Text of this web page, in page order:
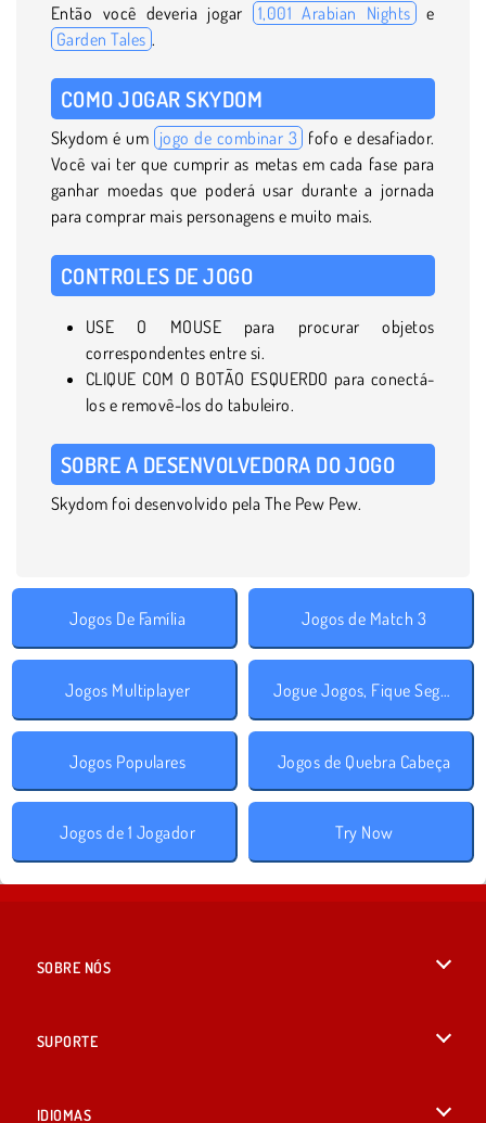
Então você deveria jogar
1,001 Arabian Nights e
Garden Tales .
COMO JOGAR SKYDOM
Skydom é um jogo de combinar 3 fofo e desafiador.
Você vai ter que cumprir as metas em cada fase para
ganhar moedas que poderá usar durante a jornada
para comprar mais personagens e muito mais.
CONTROLES DE JOGO
USE O MOUSE para procurar objetos
correspondentes entre si.
CLIQUE COM O BOTÃO ESQUERDO para conectá-
los e removê-los do tabuleiro.
SOBRE A DESENVOLVEDORA DO JOGO
Skydom foi desenvolvido pela The Pew Pew.
Jogos De Família Jogos de Match 3
Jogos Multiplayer Jogue Jogos, Fique Seguro!
Jogos Populares Jogos de Quebra Cabeça
Jogos de 1 Jogador Try Now
SOBRE NÓS
SUPORTE
IDIOMAS